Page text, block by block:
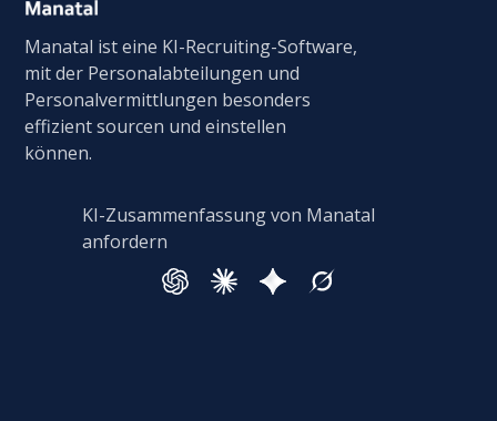
Manatal ist eine KI-Recruiting-Software,
mit der Personalabteilungen und
Personalvermittlungen besonders
effizient sourcen und einstellen
können.
KI-Zusammenfassung von Manatal
anfordern